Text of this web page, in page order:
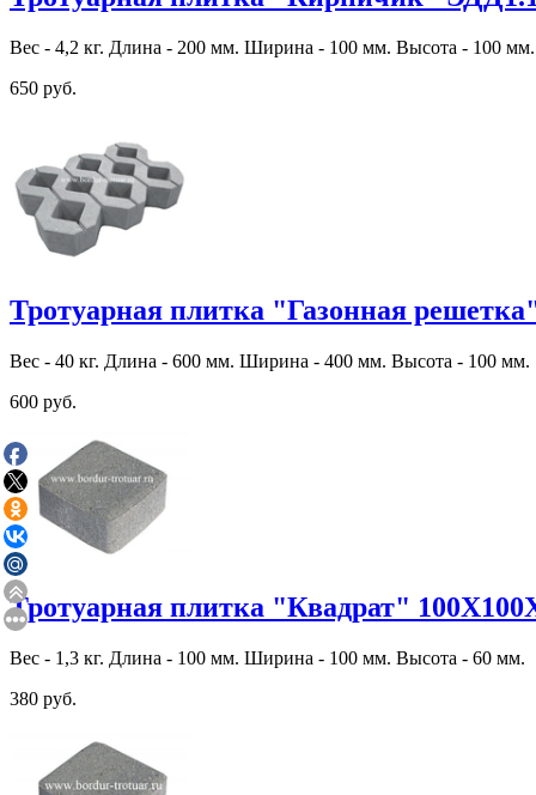
Вес - 4,2 кг. Длина - 200 мм. Ширина - 100 мм. Высота - 100 мм.
650 руб.
Тротуарная плитка "Газонная
Вес - 40 кг. Длина - 600 мм. Ширина - 400 мм. Высота - 100 мм.
600 руб.
Тротуарная плитка "Квадрат"
Вес - 1,3 кг. Длина - 100 мм. Ширина - 100 мм. Высота - 60 мм.
380 руб.